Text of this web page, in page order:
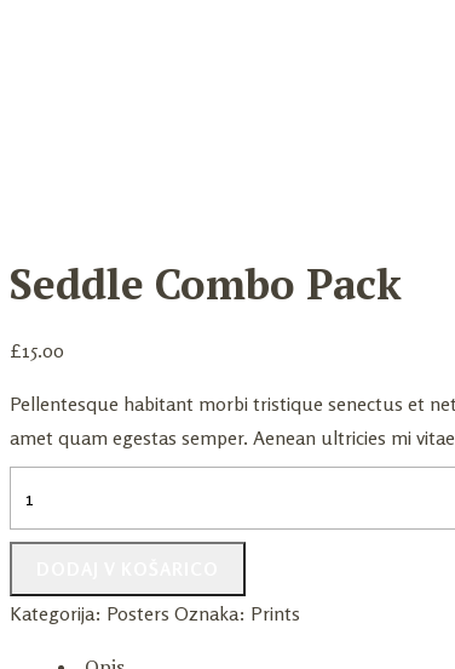
Seddle Combo Pack
£15.00
Pellentesque habitant morbi tristique senectus et
amet quam egestas semper. Aenean ultricies mi
Kategorija: Posters Oznaka: Prints